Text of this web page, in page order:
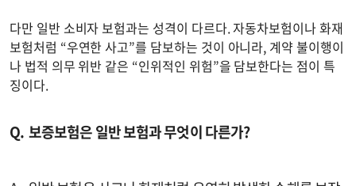
다만 일반 소비자 보험과는 성격이 다르다. 자동차보험이나 화재
보험처럼 “우연한 사고”를 담보하는 것이 아니라, 계약 불이행이
나 법적 의무 위반 같은 “인위적인 위험”을 담보한다는 점이 특
징이다.
보증보험은 일반 보험과 무엇이 다른가?